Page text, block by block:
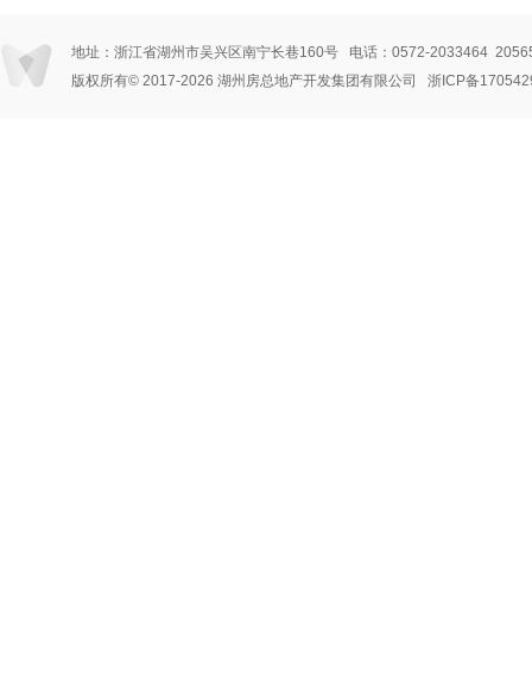
地址：浙江省湖州市吴兴区南宁长巷160号 电话：0572-2033464
版权所有© 2017-2026 湖州房总地产开发集团有限公司 浙ICP备